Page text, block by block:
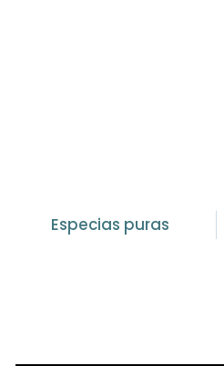
Especias puras